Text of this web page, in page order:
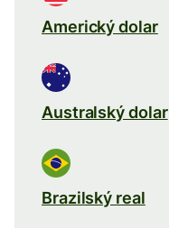
Americký dolar
Australský dolar
Brazilský real